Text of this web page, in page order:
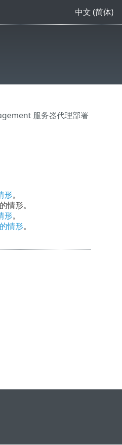
中文 (简体)
服务器代理部署
形。
情形。
形。
情形。